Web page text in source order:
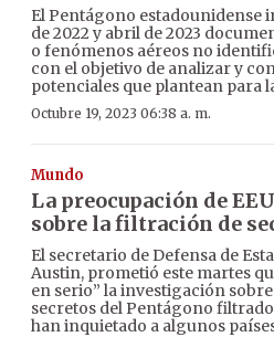
El Pentágono estadounidense
de 2022 y abril de 2023
o fenómenos aéreos no
con el objetivo de analizar y
potenciales que plantean para
Octubre 19, 2023 06:38 a. m.
Mundo
La preocupación de
sobre la filtración de
El secretario de Defensa de
Austin, prometió este martes
en serio” la investigación
secretos del Pentágono
han inquietado a algunos